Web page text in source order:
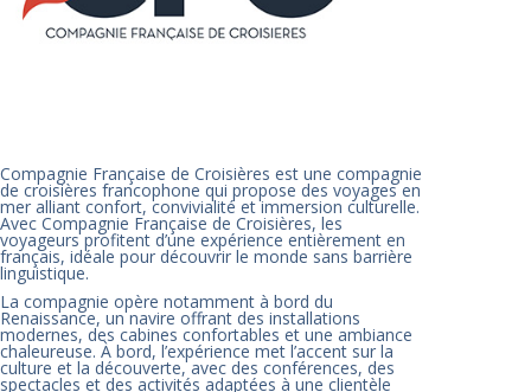
Compagnie Française de Croisières est une compagnie
de croisières francophone qui propose des voyages en
mer alliant confort, convivialité et immersion culturelle.
Avec Compagnie Française de Croisières, les
voyageurs profitent d’une expérience entièrement en
français, idéale pour découvrir le monde sans barrière
linguistique.
La compagnie opère notamment à bord du
Renaissance, un navire offrant des installations
modernes, des cabines confortables et une ambiance
chaleureuse. À bord, l’expérience met l’accent sur la
culture et la découverte, avec des conférences, des
spectacles et des activités adaptées à une clientèle